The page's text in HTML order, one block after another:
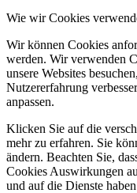
Wie wir Cookies
Wir können Cookies
werden. Wir verwenden
unsere Websites
Nutzererfahrung
anpassen.
Klicken Sie auf die
mehr zu erfahren. Sie
ändern. Beachten Sie,
Cookies Auswirkungen
und auf die Dienste